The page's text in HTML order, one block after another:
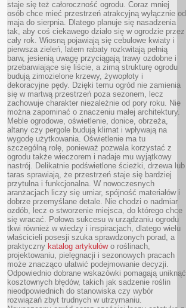
staje się też całoroczność ogrodu. Coraz mniej
osób chce mieć przestrzeń atrakcyjną wyłącznie od
maja do sierpnia. Dlatego planuje się nasadzenia
tak, aby coś ciekawego działo się w ogrodzie przez
cały rok. Wiosną pojawiają się cebulowe kwiaty i
pierwsza zieleń, latem rabaty rozkwitają pełnią
barw, jesienią uwagę przyciągają trawy ozdobne i
przebarwiające się liście, a zimą strukturę ogrodu
budują zimozielone krzewy, żywopłoty i
dekoracyjne pędy. Dzięki temu ogród nie zamienia
się w martwą przestrzeń poza sezonem, lecz
zachowuje charakter niezależnie od pory roku. Nie
można zapominać o znaczeniu małej architektury.
Meble ogrodowe, oświetlenie, donice, obrzeża,
altany czy pergole budują klimat i wpływają na
wygodę użytkowania. Oświetlenie ma tu
szczególną rolę, ponieważ pozwala korzystać z
ogrodu także wieczorem i nadaje mu wyjątkowy
nastrój. Delikatnie podświetlone ścieżki, drzewa lub
taras sprawiają, że przestrzeń staje się bardziej
przytulna i funkcjonalna. W nowoczesnych
aranżacjach liczy się umiar, spójność materiałów i
dobrze przemyślane detale. Nie chodzi o nadmiar
ozdób, lecz o stworzenie miejsca, do którego chce
się wracać. Połowa sukcesu w urządzaniu ogrodu
tkwi również w wiedzy i inspiracjach, dlatego wielu
właścicieli posesji szuka sprawdzonych porad, a
praktyczny katalog artykułówo roślinach,
projektowaniu, pielęgnacji i sezonowych pracach
może znacząco ułatwić podejmowanie decyzji.
Odpowiednio dobrane wskazówki pomagają uniknąć
kosztownych błędów, takich jak sadzenie roślin
nieodpowiednich do stanowiska czy wybór
rozwiązań zbyt trudnych w utrzymaniu.